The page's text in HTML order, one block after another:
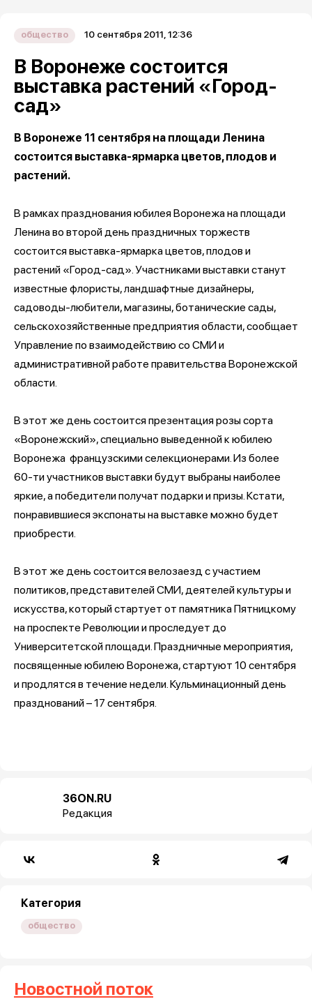
общество 10 сентября 2011, 12:36
В Воронеже состоится
выставка растений «Город-
сад»
В Воронеже 11 сентября на площади Ленина
состоится выставка-ярмарка цветов, плодов и
растений.
В рамках празднования юбилея Воронежа на площади
Ленина во второй день праздничных торжеств
состоится выставка-ярмарка цветов, плодов и
растений «Город-сад». Участниками выставки станут
известные флористы, ландшафтные дизайнеры,
садоводы-любители, магазины, ботанические сады,
сельскохозяйственные предприятия области, сообщает
Управление по взаимодействию со СМИ и
административной работе правительства Воронежской
области.
В этот же день состоится презентация розы сорта
«Воронежский», специально выведенной к юбилею
Воронежа французскими селекционерами. Из более
60-ти участников выставки будут выбраны наиболее
яркие, а победители получат подарки и призы. Кстати,
понравившиеся экспонаты на выставке можно будет
приобрести.
В этот же день состоится велозаезд с участием
политиков, представителей СМИ, деятелей культуры и
искусства, который стартует от памятника Пятницкому
на проспекте Революции и проследует до
Университетской площади. Праздничные мероприятия,
посвященные юбилею Воронежа, стартуют 10 сентября
и продлятся в течение недели. Кульминационный день
празднований – 17 сентября.
36ON.RU
Редакция
Категория
общество
Новостной поток